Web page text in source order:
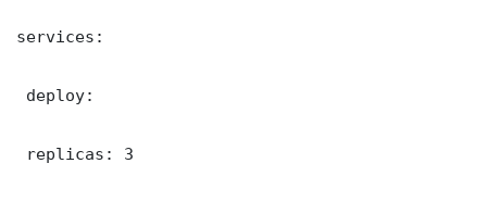
services:
deploy:
replicas: 3